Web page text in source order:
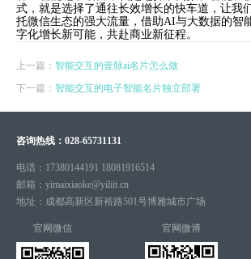
式，就是选择了通往长效增长的快车道，让我
托微信生态的强大流量，借助AI与大数据的智
字化增长新可能，共赴商业新征程。
上一篇： 智能交互的壹脉ai名片怎么做
下一篇： 智能交互的电子智能名片独立部署
咨询热线： 028-65731131
电话： 17380144191 18081916514
邮箱： yimaixiaoke@yiliit.cn
地址： 成都高新区新裕路501号博雅城市广场
官网微信 官网微博